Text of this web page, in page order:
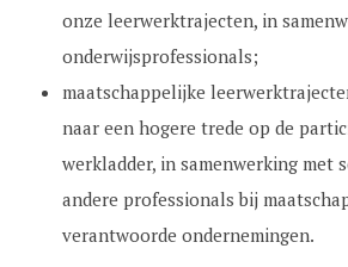
onze leerwerktrajecten, in
onderwijsprofessionals;
maatschappelijke
naar een hogere trede op de
werkladder, in samenwerking met
andere professionals bij
verantwoorde ondernemingen.